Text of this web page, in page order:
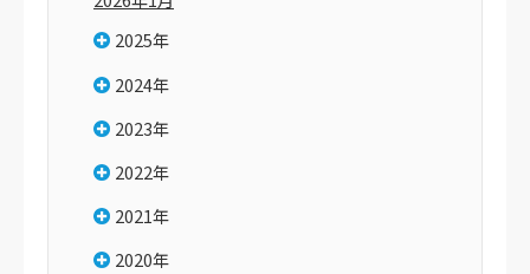
2025年
2024年
2023年
2022年
2021年
2020年